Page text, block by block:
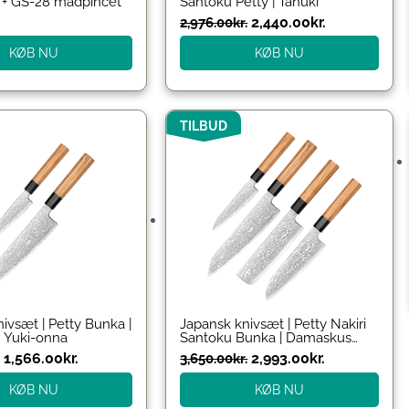
KØB NU
2,976.00kr. 2,440.00kr.
KØB NU
| Petty Bunka |
Yuki-onna
1,740.00kr..
1,566.00 kr.
pris
er:
KØB NU
TILBUD
Japansk knivsæt | Petty Nakiri
Santoku Bunka | Damaskus
Yuki-onna
3,650.00kr.
oprindelige
pris
var:
3,650.00kr..
2,993.00 kr.
pris
er:
2,993.00kr..
KØB NU